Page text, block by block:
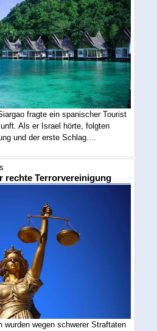
fragte ein spanischer Tourist
Als er Israel hörte, folgten
und der erste Schlag....
rechte Terrorvereinigung
wegen schwerer Straftaten